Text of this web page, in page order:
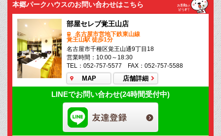
本郷パークハウスのお問い合わせはこちら
部屋セレブ覚王山店
名古屋市営地下鉄東山線
覚王山駅 徒歩1分
名古屋市千種区覚王山通9丁目18
営業時間：10:00～18:30
TEL：052-757-5577 FAX：052-757-5588
MAP 店舗詳細
LINEでお問い合わせ(24時間受付中)